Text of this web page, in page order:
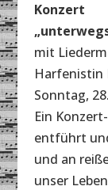
Konzert
mit
Harfenistin
Sonntag,
Ein
entführt
und an
unser